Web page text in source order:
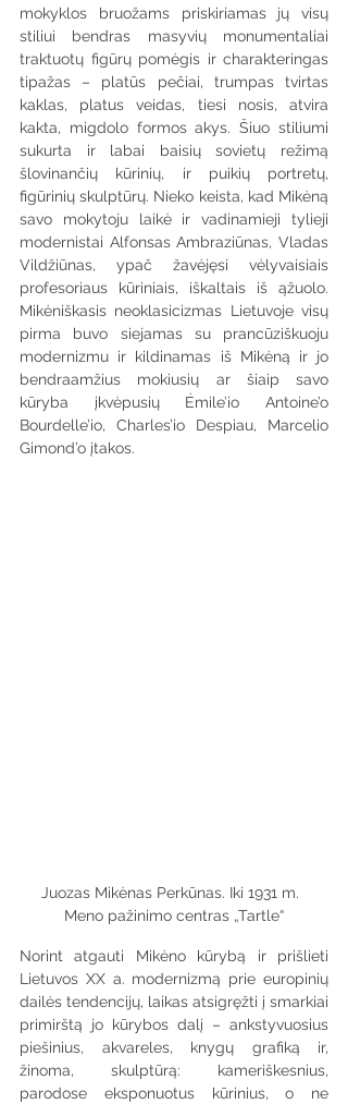
mokyklos bruožams priskiriamas jų visų
stiliui bendras masyvių monumentaliai
traktuotų figūrų pomėgis ir charakteringas
tipažas – platūs pečiai, trumpas tvirtas
kaklas, platus veidas, tiesi nosis, atvira
kakta, migdolo formos akys. Šiuo stiliumi
sukurta ir labai baisių sovietų režimą
šlovinančių kūrinių, ir puikių portretų,
figūrinių skulptūrų. Nieko keista, kad Mikėną
savo mokytoju laikė ir vadinamieji tylieji
modernistai Alfonsas Ambraziūnas, Vladas
Vildžiūnas, ypač žavėjęsi vėlyvaisiais
profesoriaus kūriniais, iškaltais iš ąžuolo.
Mikėniškasis neoklasicizmas Lietuvoje visų
pirma buvo siejamas su prancūziškuoju
modernizmu ir kildinamas iš Mikėną ir jo
bendraamžius mokiusių ar šiaip savo
kūryba įkvėpusių Émile’io Antoine’o
Bourdelle’io, Charles’io Despiau, Marcelio
Gimond’o įtakos.
Juozas Mikėnas Perkūnas. Iki 1931 m.
Meno pažinimo centras „Tartle“
Norint atgauti Mikėno kūrybą ir prišlieti
Lietuvos XX a. modernizmą prie europinių
dailės tendencijų, laikas atsigręžti į smarkiai
primirštą jo kūrybos dalį – ankstyvuosius
piešinius, akvareles, knygų grafiką ir,
žinoma, skulptūrą: kameriškesnius,
parodose eksponuotus kūrinius, o ne